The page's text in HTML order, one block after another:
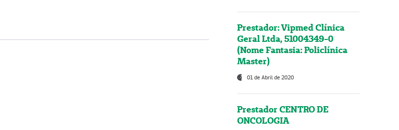
Prestador: Vipmed Clínica
Geral Ltda, 51004349-0
(Nome Fantasia: Policlínica
Master)
01 de Abril de 2020
Prestador CENTRO DE
ONCOLOGIA